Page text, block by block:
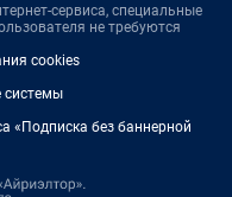
сервиса, специальные
не требуются
cookies
системы
«Подписка без баннерной